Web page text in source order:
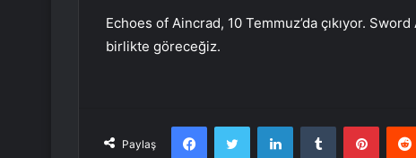
Echoes of Aincrad, 10 Temmuz’da çıkıyor.
birlikte göreceğiz.
Paylaş
FacebookTwitter LinkedInTumblr